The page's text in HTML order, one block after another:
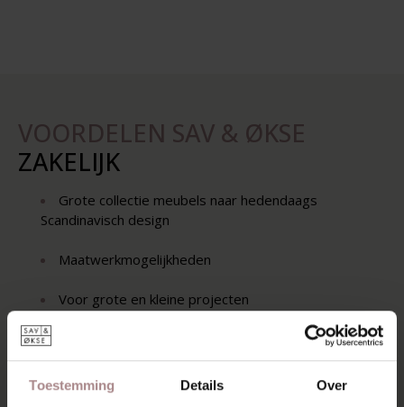
Toestemming Details Over
VOORDELEN SAV & ØKSE
ZAKELIJK
Grote collectie meubels naar hedendaags
Scandinavisch design
Maatwerkmogelijkheden
Voor grote en kleine projecten